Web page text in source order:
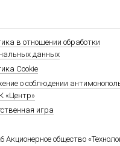
в отношении обработки
данных
Cookie
о соблюдении
«Центр»
игра
Акционерное общество